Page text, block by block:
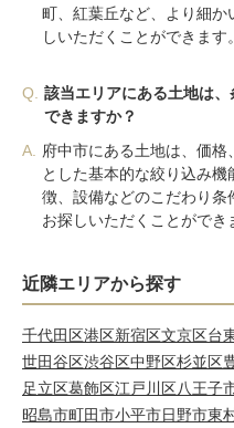
町、紅葉丘など、より細か
しいただくことができます。
Q.
該当エリアにある土地は
できますか？
A.
府中市にある土地は、価
とした基本的な絞り込み
徴、設備などのこだわり条
お探しいただくことができ
近隣エリアから探す
千代田区港区新宿区文京区台
世田谷区渋谷区中野区杉並区
足立区葛飾区江戸川区八王子
昭島市町田市小平市日野市東